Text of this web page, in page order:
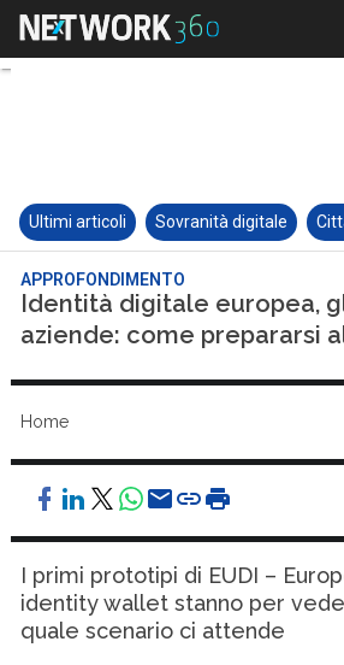
Ultimi articoli Sovranità digitale
APPROFONDIMENTO
Identità digitale europea,
aziende: come prepararsi
Home
I primi prototipi di EUDI –
identity wallet stanno per
quale scenario ci attende